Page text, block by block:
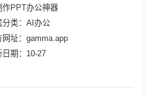
作PPT办公神器
分类：AI办公
网址：gamma.app
日期：10-27